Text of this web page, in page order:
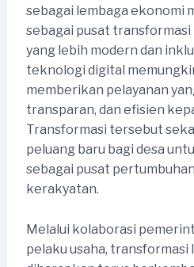
sebagai lembaga ekonomi
sebagai pusat transformasi
yang lebih modern dan
teknologi digital
memberikan pelayanan
transparan, dan efisien
Transformasi tersebut
peluang baru bagi desa
sebagai pusat
kerakyatan.
Melalui kolaborasi
pelaku usaha, transformasi